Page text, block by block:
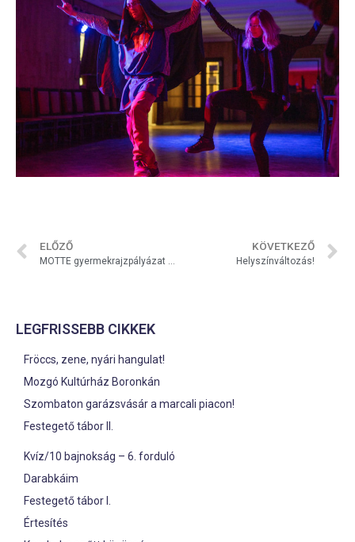
ELŐZŐ
MOTTE gyermekrajzpályázat eredményhirdetése
KÖVETKEZŐ
Helyszínváltozás!
LEGFRISSEBB CIKKEK
Fröccs, zene, nyári hangulat!
Mozgó Kultúrház Boronkán
Szombaton garázsvásár a marcali piacon!
Festegető tábor II.
Kvíz/10 bajnokság – 6. forduló
Darabkáim
Festegető tábor I.
Értesítés